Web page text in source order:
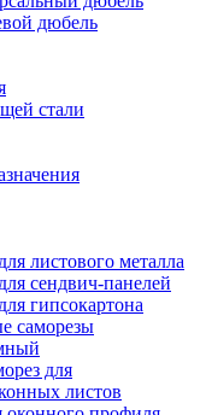
дюбель
стали
листового металла
сендвич-панелей
гипсокартона
саморезы
для
листов